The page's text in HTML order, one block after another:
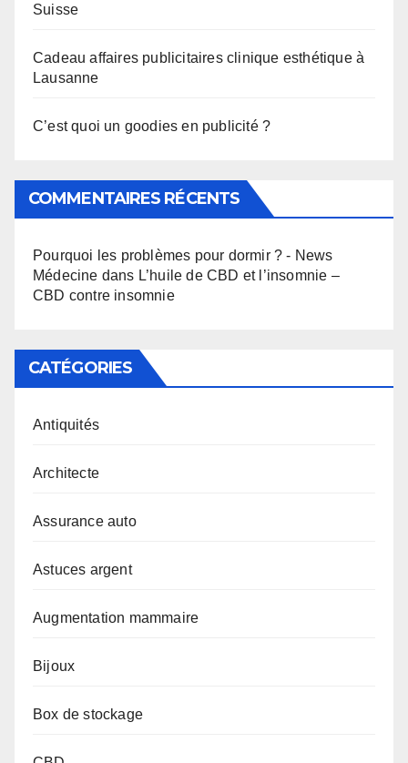
Suisse
Cadeau affaires publicitaires clinique esthétique à
Lausanne
C’est quoi un goodies en publicité ?
COMMENTAIRES RÉCENTS
Pourquoi les problèmes pour dormir ? - News
Médecine dans L’huile de CBD et l’insomnie –
CBD contre insomnie
CATÉGORIES
Antiquités
Architecte
Assurance auto
Astuces argent
Augmentation mammaire
Bijoux
Box de stockage